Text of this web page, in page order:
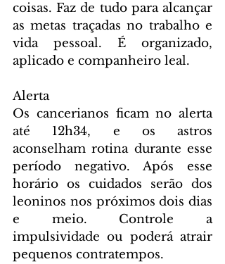
coisas. Faz de tudo para alcançar
as metas traçadas no trabalho e
vida pessoal. É organizado,
aplicado e companheiro leal.
Alerta
Os cancerianos ficam no alerta
até 12h34, e os astros
aconselham rotina durante esse
período negativo. Após esse
horário os cuidados serão dos
leoninos nos próximos dois dias
e meio. Controle a
impulsividade ou poderá atrair
pequenos contratempos.